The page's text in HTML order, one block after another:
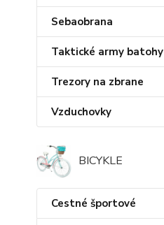
Sebaobrana
Taktické army batohy
Trezory na zbrane
Vzduchovky
BICYKLE
Cestné športové